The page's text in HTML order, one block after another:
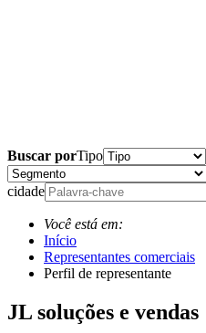
Buscar porTipo
cidade
Você está em:
Início
Representantes comerciais
Perfil de representante
JL soluções e vendas